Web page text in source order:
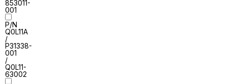
853011-
001
P/N
Q0L11A
/
P31338-
001
/
Q0L11-
63002